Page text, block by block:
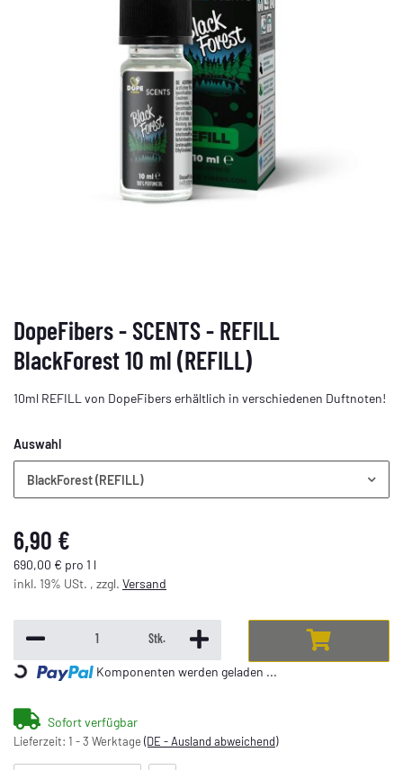
DopeFibers - SCENTS - REFILL
BlackForest 10 ml (REFILL)
10ml REFILL von DopeFibers erhältlich in verschiedenen Duftnoten!
Auswahl
BlackForest (REFILL)
6,90 €
690,00 € pro 1 l
inkl. 19% USt. , zzgl. Versand
Stk.
Loading... Komponenten werden geladen ...
Sofort verfügbar
Lieferzeit: 1 - 3 Werktage (DE - Ausland abweichend)